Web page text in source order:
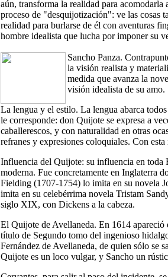
aún, transforma la realidad para
proceso de "desquijotización": ve las cosas
realidad para burlarse de él con aventuras
hombre idealista que lucha por imponer su
Sancho Panza.
la visión realista y
medida que avanza la
visión idealista de su amo.
La lengua y el estilo. La lengua abarca
le corresponde: don Quijote se expresa a
caballerescos, y con naturalidad en otras
refranes y expresiones coloquiales. Con
Influencia del Quijote: su influencia en toda
moderna. Fue concretamente en Inglaterra
Fielding (1707-1754) lo imita en su novela
imita en su celebérrima novela Tristam
siglo XIX, con Dickens a la cabeza.
El Quijote de Avellaneda. En 1614
título de Segundo tomo del ingenioso
Fernández de Avellaneda, de quien sólo se
Quijote es un loco vulgar, y Sancho un